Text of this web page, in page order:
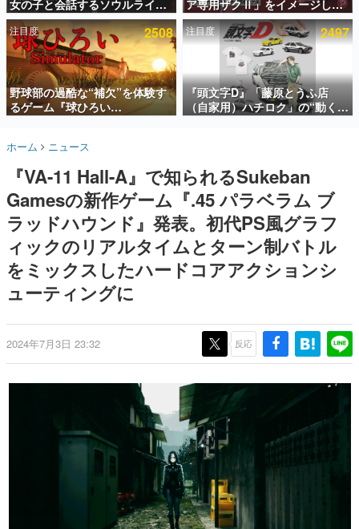
インタビュー
連載・特集一覧
殿堂入り記事
SNS拡散数が数千以上！ ページビュー数万以上！ などな
ど。多くの人々に読まれた、電ファミ渾身の“殿堂入り”記
事をまとめました。
名作ゲームクリエイターの方々に製作時のエピソードをお
きます。
赫本
この物語を解いてはいけない。『赫本』は、〈試験問題〉
の形をした短編ホラー小説集です。
新世代に訊く
これからのデジタルゲーム市場を担う若きクリエイター達
の姿を追い、彼らのルーツと情熱を探っていきます。
ゲーム世代の作家たち
ゲームに多大な影響を受けた作家さんに取材し、ゲームが
日本のコンテンツ産業やカルチャーに与えた影響を探る企
画です。
日本モバイルゲーム産業史
日本のモバイルゲーム史における主要なトピック・タイト
ルを網羅するほか、開発者へのインタビューや識者による
解説を掲載。約20年の歴史が一望できる決定版！
若ゲのいたり〜ゲームクリエイターの青春〜
『うつヌケ』『ペンと箸』等で知られるマンガ家・田中圭
一先生によるゲーム業界レポートマンガです。
なんでゲームは面白い？
女の子と会話するソウルライク
恋愛ゲーム『小早川さんはソウ
ルライク』無料公開。返事に失
敗すると「YOU DIED」
ア専用ザクⅡ」をイメージした
散水ホースリールが予約開始。
本体にはシャアのパーソナルマ
ークやジオン公国軍のエンブレ
ム、型式番号などを配置
注目度 2508
野球部の過酷な“補欠”を体験す
るゲーム『球ひろい
Simulator』が「1件」のウィッ
対応しSNSで話題に。『キング
プロ野球選手から称賛の声
注目度 2497
『頭文字D』「藤原とうふ店
（自家用）ハチロク」の“動くテ
ィッシュケース”が買えるポップ
ら8月20日までの期間限定で開
催予定
ホーム ニュース
『VA-11 Hall-A』で知られるSukeban
Gamesの新作ゲーム『.45 パラベラム ブ
ラッドハウンド』発表。初代PS風グラフ
ィックのリアルタイムとターン制バトル
をミックスしたハードコアアクションシ
ューティングに
2024年7月3日 23:32 反応